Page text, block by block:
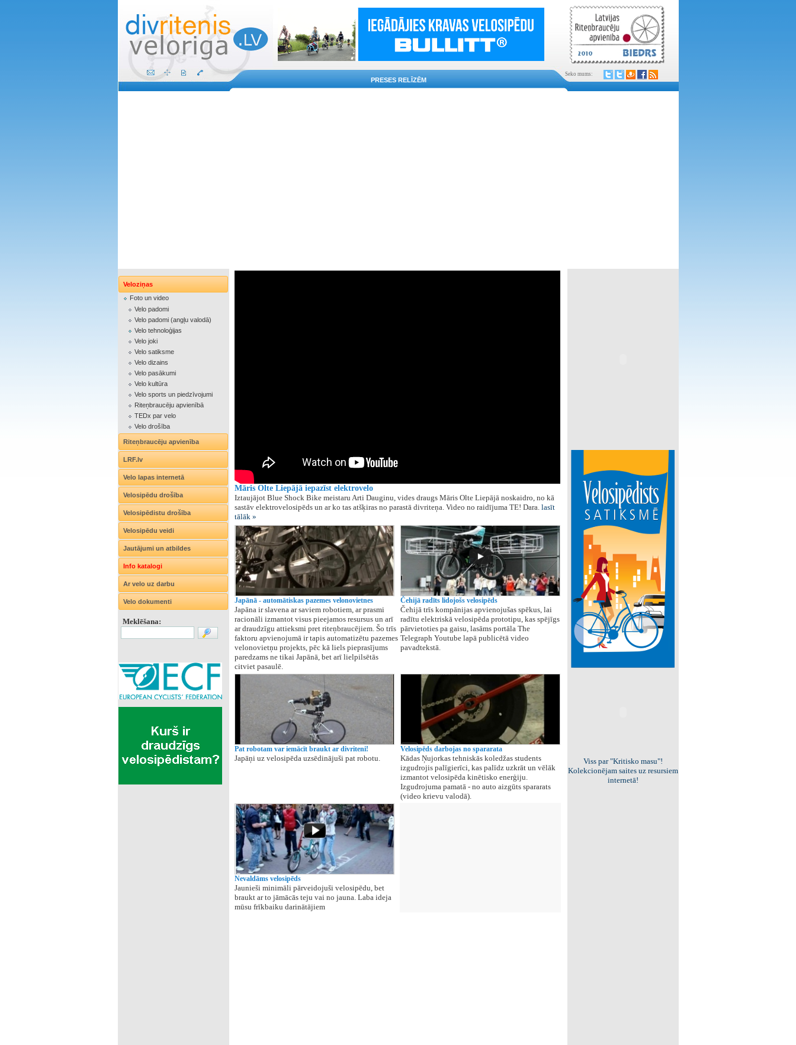
PRESES RELĪZĒM
Seko mums:
Veloziņas
Foto un video
Velo padomi
Velo padomi (angļu valodā)
Velo tehnoloģijas
Velo joki
Velo satiksme
Velo dizains
Velo pasākumi
Velo kultūra
Velo sports un piedzīvojumi
Riteņbraucēju apvienībā
TEDx par velo
Velo drošība
Riteņbraucēju apvienība
LRF.lv
Velo lapas internetā
Velosipēdu drošība
Velosipēdistu drošība
Velosipēdu veidi
Jautājumi un atbildes
Info katalogi
Ar velo uz darbu
Velo dokumenti
Meklēšana:
Māris Olte Liepājā iepazīst elektrovelo
Iztaujājot Blue Shock Bike meistaru Arti Dauginu, vides draugs Māris Olte Liepājā noskaidro, no kā
sastāv elektrovelosipēds un ar ko tas atšķiras no parastā divriteņa. Video no raidījuma TE! Dara. lasīt
tālāk »
Japānā - automātiskas pazemes velonovietnes
Japāna ir slavena ar saviem robotiem, ar prasmi
racionāli izmantot visus pieejamos resursus un arī
ar draudzīgu attieksmi pret riteņbraucējiem. Šo trīs
faktoru apvienojumā ir tapis automatizētu pazemes
velonovietņu projekts, pēc kā liels pieprasījums
paredzams ne tikai Japānā, bet arī lielpilsētās
citviet pasaulē.
Čehijā radīts lidojošs velosipēds
Čehijā trīs kompānijas apvienojušas spēkus, lai
radītu elektriskā velosipēda prototipu, kas spējīgs
pārvietoties pa gaisu, lasāms portāla The
Telegraph Youtube lapā publicētā video
pavadtekstā.
Pat robotam var iemācīt braukt ar divriteni!
Japāņi uz velosipēda uzsēdinājuši pat robotu.
Velosipēds darbojas no spararata
Kādas Ņujorkas tehniskās koledžas students
izgudrojis palīgierīci, kas palīdz uzkrāt un vēlāk
izmantot velosipēda kinētisko enerģiju.
Izgudrojuma pamatā - no auto aizgūts spararats
(video krievu valodā).
Nevaldāms velosipēds
Jaunieši minimāli pārveidojuši velosipēdu, bet
braukt ar to jāmācās teju vai no jauna. Laba ideja
mūsu frīkbaiku darinātājiem
Viss par "Kritisko masu"!
Kolekcionējam saites uz resursiem
internetā!